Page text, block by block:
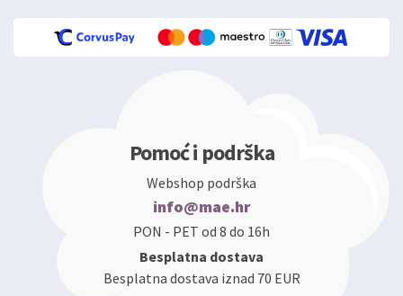
Pomoć i podrška
Webshop podrška
info@mae.hr
PON - PET od 8 do 16h
Besplatna dostava
Besplatna dostava iznad 70 EUR